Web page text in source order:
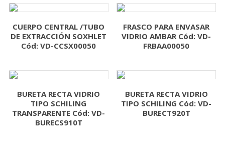
CUERPO CENTRAL /TUBO
DE EXTRACCIÓN SOXHLET
Cód: VD-CCSX00050
FRASCO PARA ENVASAR
VIDRIO AMBAR Cód: VD-
FRBAA00050
BURETA RECTA VIDRIO
TIPO SCHILING
TRANSPARENTE Cód: VD-
BURECS910T
BURETA RECTA VIDRIO
TIPO SCHILING Cód: VD-
BURECT920T